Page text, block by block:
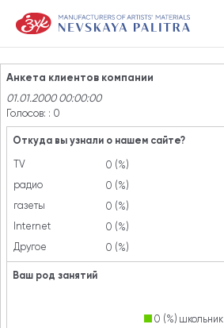
Анкета клиентов компании
01.01.2000 00:00:00
Голосов: : 0
Откуда вы узнали о нашем сайте?
TV
0 (%)
радио
0 (%)
газеты
0 (%)
Internet
0 (%)
Другое
0 (%)
Ваш род занятий
0 (%) школьник